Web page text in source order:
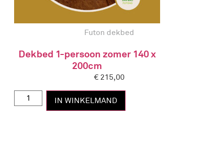
Futon dekbed
Dekbed 1-persoon zomer 140 x
200cm
€215,00
IN WINKELMAND